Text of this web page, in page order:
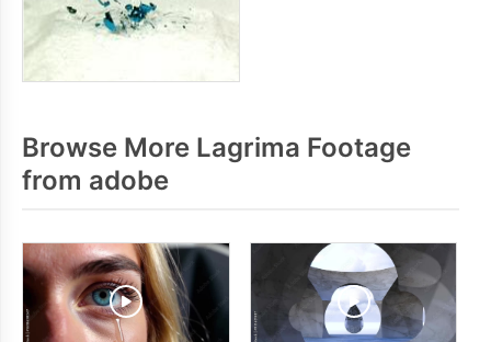
Browse More Lagrima Footage
from adobe